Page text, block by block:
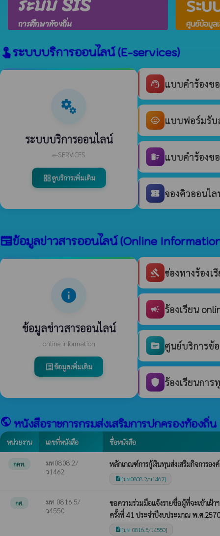
การศึกษาท้องถิ่น ศูนย์ข้อมูล
touch_appระบบบริการออนไลน์ (E-services)
miscellaneous_services
ระบบบริการออนไลน์
e-SERVICES
grid_viewดูบริการเพิ่มเติม
support_agent แบบคำร้องข
child_care แบบฟอร์มรับ
delete_sweep แบบคำร้องข
confirmation_number จองคิวออนไ
newspaperข้อมูลข่าวสารออนไลน์ (Online
info
ข้อมูลข่าวสารออนไลน์
online information
list_altข้อมูลเพิ่มเติม
gavel ช่องทางร้อง
campaign ร้องเรียน
source ศูนย์บริการข้
shield ร้องเรียนกา
public หนังสือราชการกรมส่งเสริมการปกครองท้องถิ่น
หน่วยงาน เลขที่หนังสือ ชื่อหนังสือ
กคท.
มท0808.2/
ว1462
หลักเกณฑ์การกู้เงินทุนส่งเสริมกิจการอง
description [มท0808.2/ว1462]
กศ.
มท 0816.5/
ว4550
ขอความร่วมมือแจ้งรายชื่อผู้ที่จะเข้าเฝ้
ครั้งที่ 41 ประจำปีงบประมาณ พ.ศ.2570
description [มท 0816.5/ว4550]